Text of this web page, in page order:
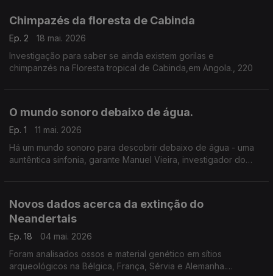
Chimpazés da floresta de Cabinda
Ep. 2
18 mai. 2026
Investigação para saber se ainda existem gorilas e
chimpanzés na Floresta tropical de Cabinda,em Angola., 220
O mundo sonoro debaixo de água.
Ep. 1
11 mai. 2026
Há um mundo sonoro para descobrir debaixo de água - uma
auntêntica sinfonia, garante Manuel Vieira, investigador do
Novos dados acerca da extinção do
Neandertais
Ep. 18
04 mai. 2026
Foram analisados ossos e material genético em sítios
arqueológicos na Bélgica, França, Sérvia e Alemanha.